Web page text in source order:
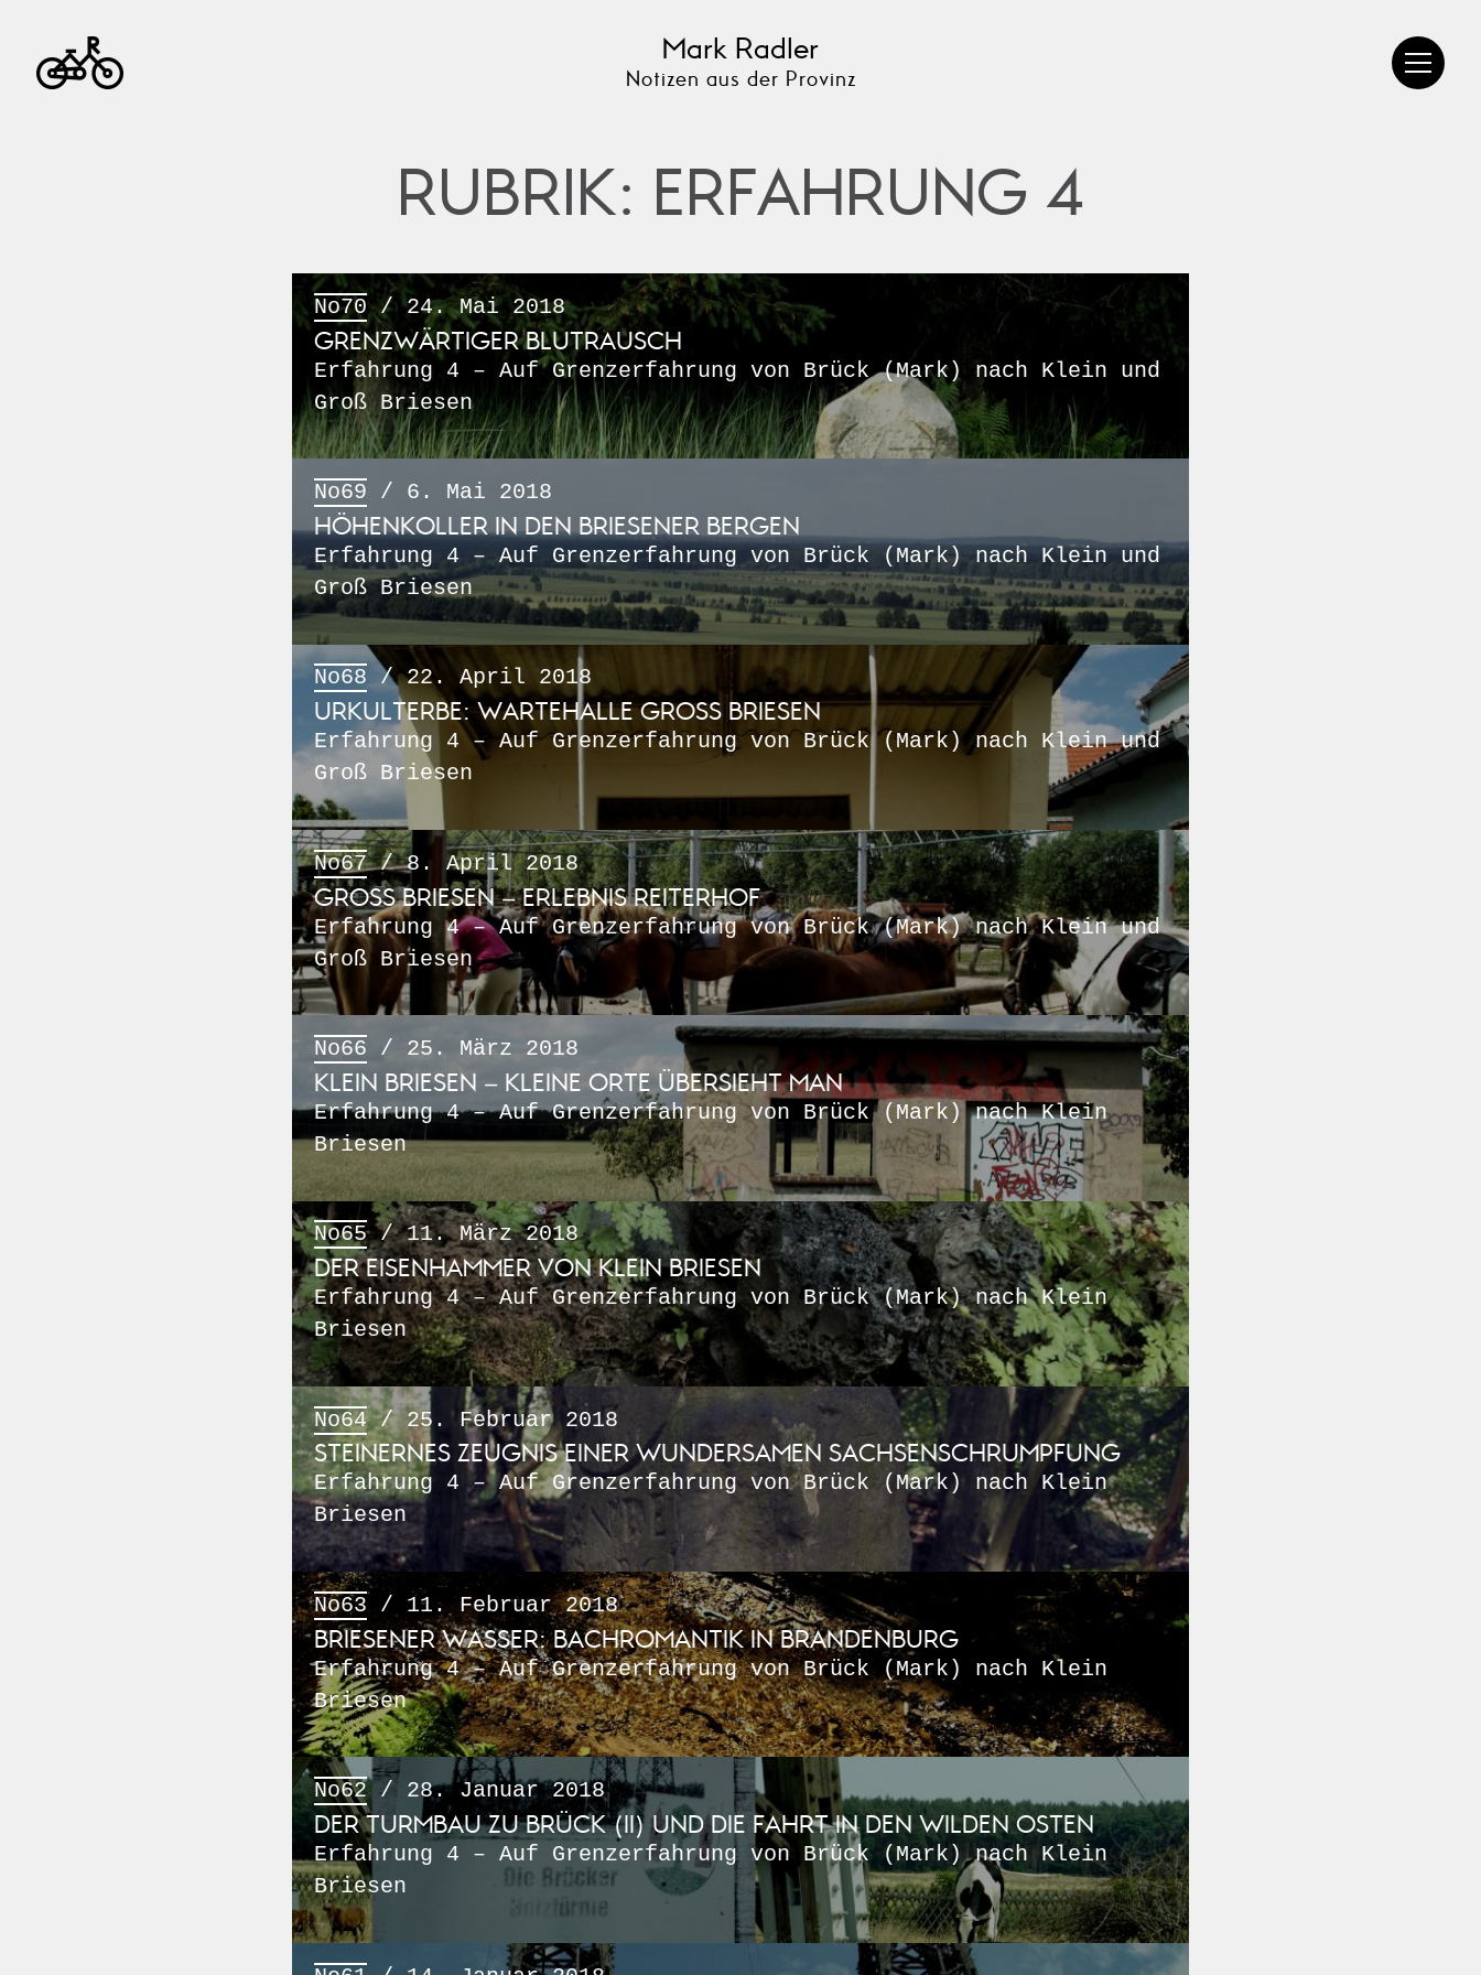
Mark Radler
Notizen aus der Provinz
RUBRIK: ERFAHRUNG 4
No70/ 24. Mai 2018
GRENZWÄRTIGER BLUTRAUSCH
Erfahrung 4 – Auf Grenzerfahrung von Brück (Mark) nach Klein und
Groß Briesen
No69 / 6. Mai 2018
HÖHENKOLLER IN DEN BRIESENER BERGEN
Erfahrung 4 – Auf Grenzerfahrung von Brück (Mark) nach Klein und
Groß Briesen
No68 / 22. April 2018
URKULTERBE: WARTEHALLE GROSS BRIESEN
Erfahrung 4 – Auf Grenzerfahrung von Brück (Mark) nach Klein und
Groß Briesen
No67/ 8. April 2018
GROSS BRIESEN – ERLEBNIS REITERHOF
Erfahrung 4 – Auf Grenzerfahrung von Brück (Mark) nach Klein und
Groß Briesen
No66 / 25. März 2018
KLEIN BRIESEN – KLEINE ORTE ÜBERSIEHT MAN
Erfahrung 4 – Auf Grenzerfahrung von Brück (Mark) nach Klein
Briesen
No65/ 11. März 2018
DER EISENHAMMER VON KLEIN BRIESEN
Erfahrung 4 – Auf Grenzerfahrung von Brück (Mark) nach Klein
Briesen
No64/ 25. Februar 2018
STEINERNES ZEUGNIS EINER WUNDERSAMEN SACHSENSCHRUMPFUNG
Erfahrung 4 – Auf Grenzerfahrung von Brück (Mark) nach Klein
Briesen
No63 / 11. Februar 2018
BRIESENER WASSER: BACHROMANTIK IN BRANDENBURG
Erfahrung 4 – Auf Grenzerfahrung von Brück (Mark) nach Klein
Briesen
No62 / 28. Januar 2018
DER TURMBAU ZU BRÜCK (II) UND DIE FAHRT IN DEN WILDEN OSTEN
Erfahrung 4 – Auf Grenzerfahrung von Brück (Mark) nach Klein
Briesen